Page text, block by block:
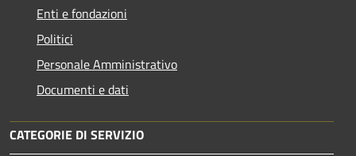
Enti e fondazioni
Politici
Personale Amministrativo
Documenti e dati
CATEGORIE DI SERVIZIO